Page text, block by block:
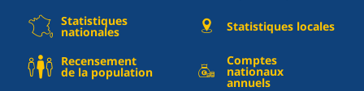
Statistiques
nationales Statistiques locales
Recensement
de la population
Comptes
nationaux
annuels